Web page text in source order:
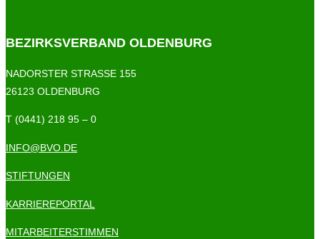
BEZIRKSVERBAND OLDENBURG
NADORSTER STRASSE 155
26123 OLDENBURG
T (0441) 218 95 – 0
INFO@BVO.DE
STIFTUNGEN
KARRIEREPORTAL
MITARBEITERSTIMMEN